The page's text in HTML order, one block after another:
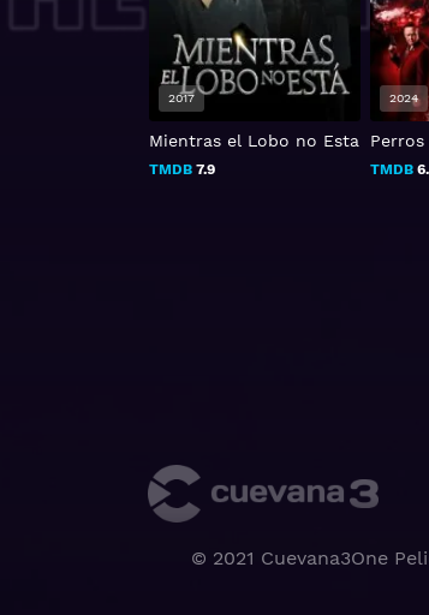
Mientras el Lobo no Esta
TMDB7.9
2017
Perros
TMDB
2024
© 2021 Cuevana3One